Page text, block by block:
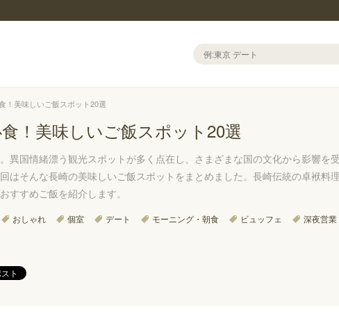
！美味しいご飯スポット20選
！美味しいご飯スポット20選
異国情緒漂う観光スポットが多く点在し、さまざまな国の文化から影響を
はそんな長崎の美味しいご飯スポットをまとめました。長崎伝統の卓袱料
すすめご飯を紹介します。
おしゃれ 個室 デート モーニング・朝食 ビュッフェ 深夜営業